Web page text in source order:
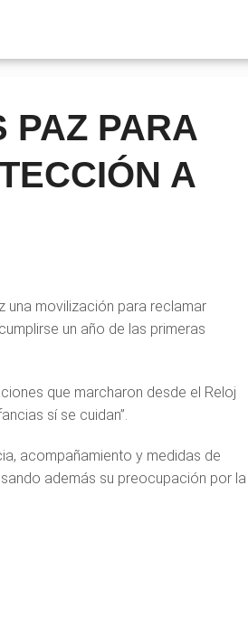
PAZ PARA
A
una movilización para reclamar
un año de las primeras
que marcharon desde el Reloj
sí se cuidan”.
acompañamiento y medidas de
además su preocupación por la